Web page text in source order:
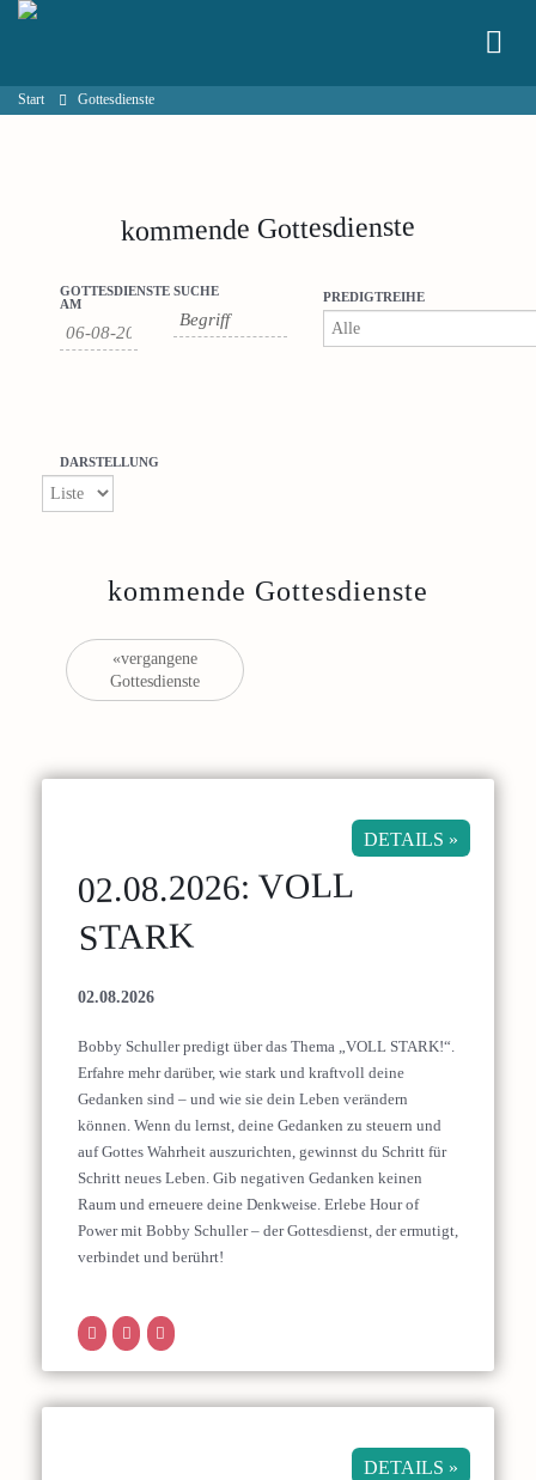
Start Gottesdienste
kommende Gottesdienste
Gottesdienste
Suche
Navigation
Gottesdienste
Search
GOTTESDIENSTE
AM
SUCHE PREDIGTREIHE
Veranstaltung
Ansichten-
DARSTELLUNG
kommende Gottesdienste
Gottesdienste
List
«vergangene
Gottesdienste
DETAILS »
02.08.2026: VOLL
STARK
02.08.2026
Bobby Schuller predigt über das Thema „VOLL STARK!“.
Erfahre mehr darüber, wie stark und kraftvoll deine
Gedanken sind – und wie sie dein Leben verändern
können. Wenn du lernst, deine Gedanken zu steuern und
auf Gottes Wahrheit auszurichten, gewinnst du Schritt für
Schritt neues Leben. Gib negativen Gedanken keinen
Raum und erneuere deine Denkweise. Erlebe Hour of
Power mit Bobby Schuller – der Gottesdienst, der ermutigt,
verbindet und berührt!
DETAILS »